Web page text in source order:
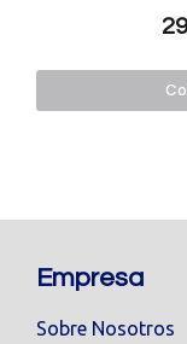
Empresa
Sobre Nosotros